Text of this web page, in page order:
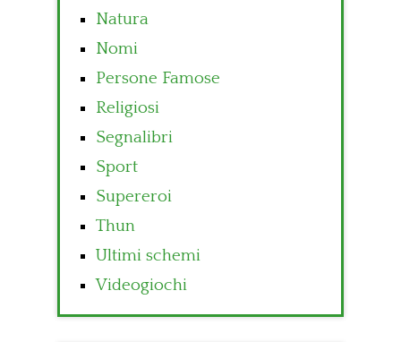
Natura
Nomi
Persone Famose
Religiosi
Segnalibri
Sport
Supereroi
Thun
Ultimi schemi
Videogiochi